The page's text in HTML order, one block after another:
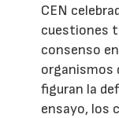
CEN
cuestiones
consenso
organismos
figuran la
ensayo, los